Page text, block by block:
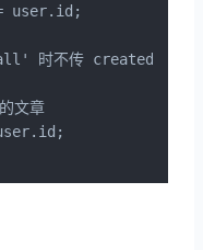
user.id;
时不传 created_by，
文章